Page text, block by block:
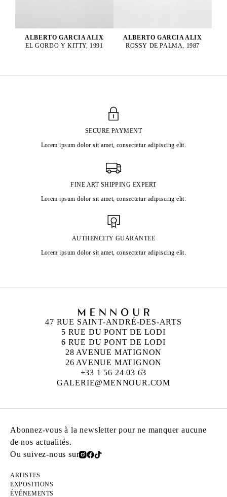
ALBERTO GARCIA ALIX
EL GORDO Y KITTY, 1991
ALBERTO GARCIA ALIX
ROSSY DE PALMA, 1987
SECURE PAYMENT
Lorem ipsum dolor sit amet, consectetur adipiscing elit.
FINE ART SHIPPING EXPERT
Lorem ipsum dolor sit amet, consectetur adipiscing elit.
AUTHENCITY GUARANTEE
Lorem ipsum dolor sit amet, consectetur adipiscing elit.
47 RUE SAINT-ANDRÉ-DES-ARTS
5 RUE DU PONT DE LODI
6 RUE DU PONT DE LODI
28 AVENUE MATIGNON
26 AVENUE MATIGNON
+33 1 56 24 03 63
GALERIE@MENNOUR.COM
Abonnez-vous à la newsletter pour ne manquer aucune
de nos actualités.
Ou suivez-nous sur
ARTISTES
EXPOSITIONS
ÉVÉNEMENTS